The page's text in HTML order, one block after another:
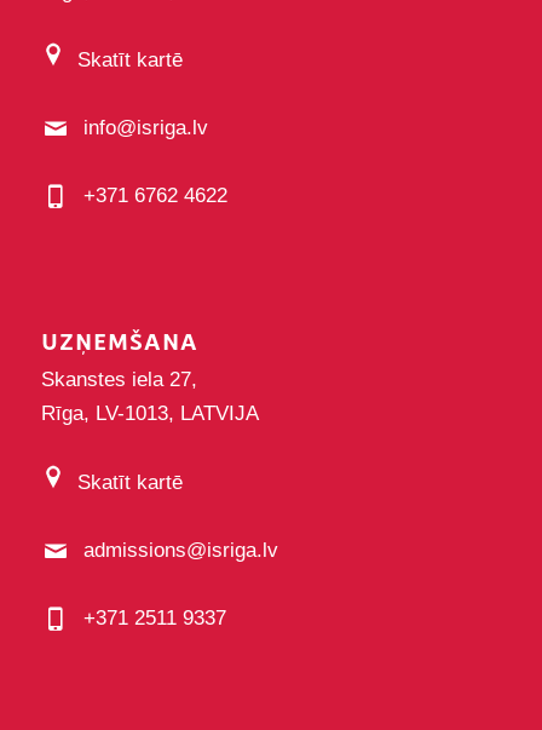
Skatīt kartē
info@isriga.lv
+371 6762 4622
UZŅEMŠANA
Skanstes iela 27,
Rīga, LV-1013, LATVIJA
Skatīt kartē
admissions@isriga.lv
+371 2511 9337